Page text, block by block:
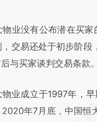
没有公布潜在买家
交易还处于初步阶
与买家谈判交易条款。
成立于1997年，早
2020年7月底，中国恒